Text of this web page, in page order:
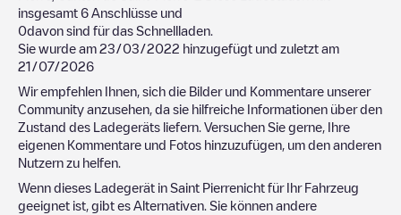
insgesamt 6 Anschlüsse und
0davon sind für das Schnellladen.
Sie wurde am 23/03/2022 hinzugefügt und zuletzt am
21/07/2026
Wir empfehlen Ihnen, sich die Bilder und Kommentare unserer
Community anzusehen, da sie hilfreiche Informationen über den
Zustand des Ladegeräts liefern. Versuchen Sie gerne, Ihre
eigenen Kommentare und Fotos hinzuzufügen, um den anderen
Nutzern zu helfen.
Wenn dieses Ladegerät in Saint Pierrenicht für Ihr Fahrzeug
geeignet ist, gibt es Alternativen. Sie können andere